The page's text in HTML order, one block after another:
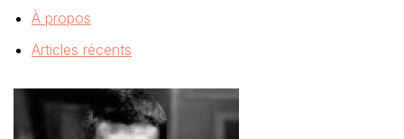
À propos
Articles récents